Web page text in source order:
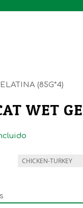
(85G*4)
WET